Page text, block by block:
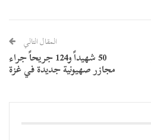
المقال التالي
50 شهيداً و124 جريحاً جراء
مجازر صهيونية جديدة في غزة